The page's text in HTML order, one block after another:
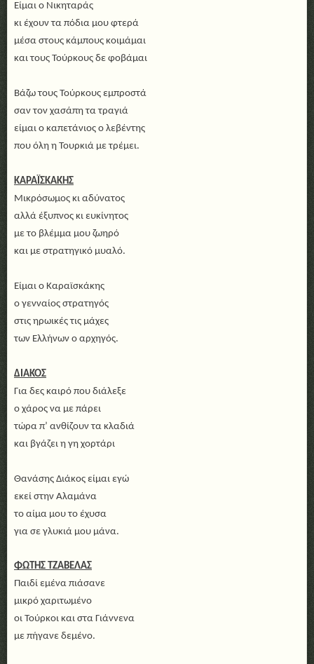
Είμαι ο Νικηταράς
κι έχουν τα πόδια μου φτερά
μέσα στους κάμπους κοιμάμαι
και τους Τούρκους δε φοβάμαι
Βάζω τους Τούρκους εμπροστά
σαν τον χασάπη τα τραγιά
είμαι ο καπετάνιος ο λεβέντης
που όλη η Τουρκιά με τρέμει.
ΚΑΡΑΪΣΚΑΚΗΣ
Μικρόσωμος κι αδύνατος
αλλά έξυπνος κι ευκίνητος
με το βλέμμα μου ζωηρό
και με στρατηγικό μυαλό.
Είμαι ο Καραϊσκάκης
ο γενναίος στρατηγός
στις ηρωικές τις μάχες
των Ελλήνων ο αρχηγός.
ΔΙΑΚΟΣ
Για δες καιρό που διάλεξε
ο χάρος να με πάρει
τώρα π’ ανθίζουν τα κλαδιά
και βγάζει η γη χορτάρι
Θανάσης Διάκος είμαι εγώ
εκεί στην Αλαμάνα
το αίμα μου το έχυσα
για σε γλυκιά μου μάνα.
ΦΩΤΗΣ ΤΖΑΒΕΛΑΣ
Παιδί εμένα πιάσανε
μικρό χαριτωμένο
οι Τούρκοι και στα Γιάννενα
με πήγανε δεμένο.